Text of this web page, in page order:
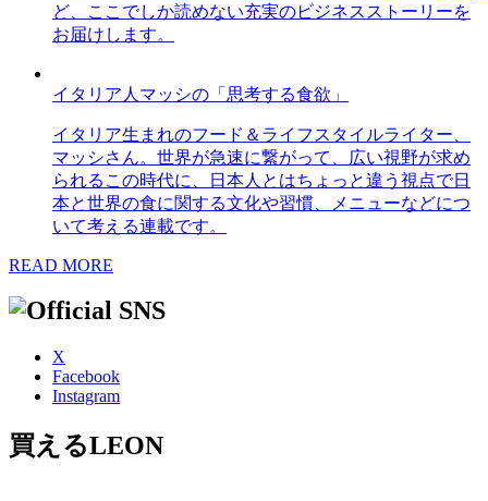
ど、ここでしか読めない充実のビジネスストーリーを
お届けします。
イタリア人マッシの「思考する食欲」
イタリア生まれのフード＆ライフスタイルライター、
マッシさん。世界が急速に繋がって、広い視野が求め
られるこの時代に、日本人とはちょっと違う視点で日
本と世界の食に関する文化や習慣、メニューなどにつ
いて考える連載です。
READ MORE
X
Facebook
Instagram
買えるLEON